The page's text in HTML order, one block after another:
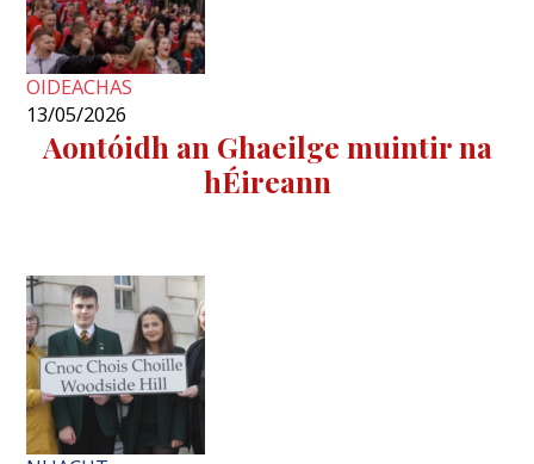
OIDEACHAS
13/05/2026
Aontóidh an Ghaeilge muintir na
hÉireann